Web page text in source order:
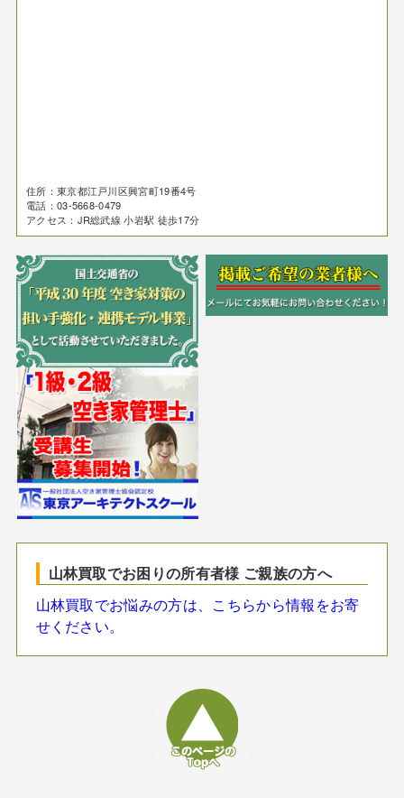
住所：東京都江戸川区興宮町19番4号
電話：03-5668-0479
アクセス：JR総武線 小岩駅 徒歩17分
山林買取でお困りの所有者様 ご親族の方へ
山林買取でお悩みの方は、こちらから情報をお寄
せください。